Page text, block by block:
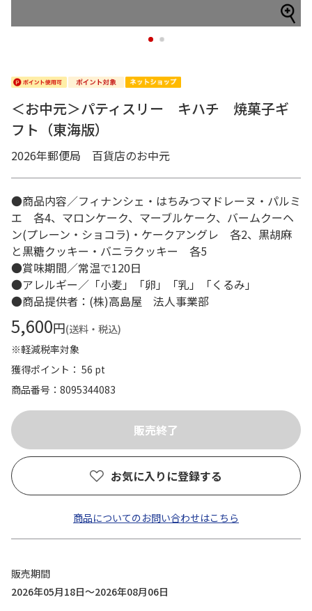
1 2
＜お中元＞パティスリー キハチ 焼菓子ギ
フト（東海版）
2026年郵便局 百貨店のお中元
●商品内容／フィナンシェ・はちみつマドレーヌ・パルミ
エ 各4、マロンケーク、マーブルケーク、バームクーヘ
ン(プレーン・ショコラ)・ケークアングレ 各2、黒胡麻
と黒糖クッキー・バニラクッキー 各5
●賞味期間／常温で120日
●アレルギー／「小麦」「卵」「乳」「くるみ」
●商品提供者：(株)高島屋 法人事業部
5,600円(送料・税込)
※軽減税率対象
獲得ポイント： 56 pt
商品番号
8095344083
お気に入りに登録する
商品についてのお問い合わせはこちら
販売期間
2026年05月18日～2026年08月06日